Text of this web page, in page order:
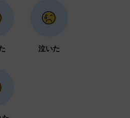
泣いた